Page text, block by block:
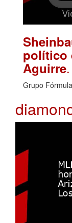
político
Aguirre
Grupo Fórmula